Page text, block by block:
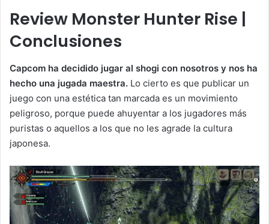
Review Monster Hunter Rise |
Conclusiones
Capcom ha decidido jugar al shogi con nosotros y nos ha
hecho una jugada maestra. Lo cierto es que publicar un
juego con una estética tan marcada es un movimiento
peligroso, porque puede ahuyentar a los jugadores más
puristas o aquellos a los que no les agrade la cultura
japonesa.